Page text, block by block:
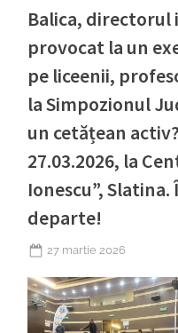
Balica, directorul
provocat la un
pe liceenii,
la Simpozionul
un cetățean
27.03.2026, la
Ionescu”,
departe!
Posted
27 martie 2026